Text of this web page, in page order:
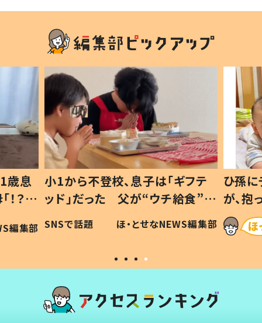
歳息
？」
編集部
小1から不登校、息子は「ギフテ
ッド」だった 父が“ウチ給食”を
作り続ける理由とは #令和の親
#令和の子
SNSで話題 ほ・とせなNEWS編集部
ひ孫
が、
「涙が
い」